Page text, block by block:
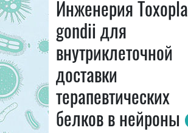
Инженерия
gondii для
внутриклеточной
доставки
терапевтических
белков в нейроны